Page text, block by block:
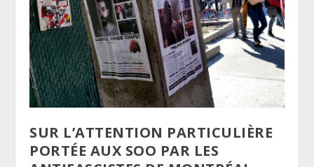
SUR L’ATTENTION PARTICULIÈRE
PORTÉE AUX SOO PAR LES